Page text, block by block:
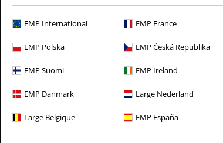
EMP International EMP France
EMP Polska EMP Česká Republika
EMP Suomi EMP Ireland
EMP Danmark Large Nederland
Large Belgique EMP España